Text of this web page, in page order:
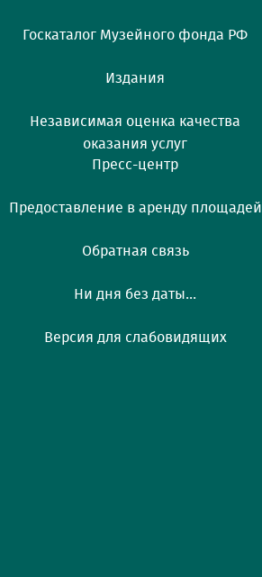
Госкаталог Музейного фонда РФ
Издания
Независимая оценка качества
оказания услуг
Пресс-центр
Предоставление в аренду площадей
Обратная связь
Ни дня без даты...
Версия для слабовидящих